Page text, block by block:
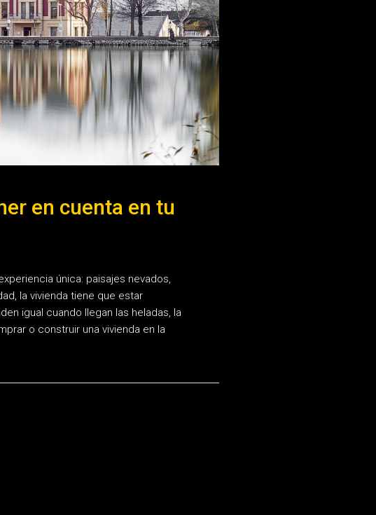
en cuenta en tu
única: paisajes nevados,
la vivienda tiene que estar
igual cuando llegan las heladas, la
o construir una vivienda en la